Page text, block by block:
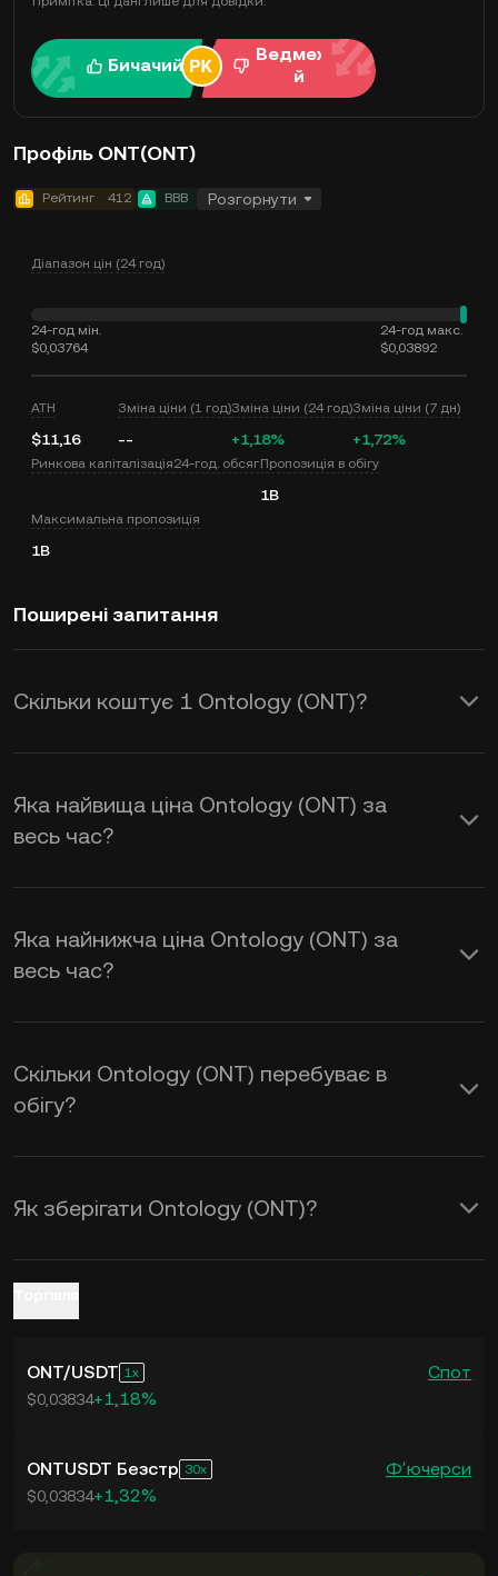
Бичачий
Ведмежи
й
Профіль ONT(ONT)
Рейтинг 412 BBB Розгорнути
Діапазон цін (24 год)
24-год мін.
$0,03764
24-год макс.
$0,03892
ATH
$11,16
Зміна ціни (1 год)
--
Зміна ціни (24 год)
+1,18%
Зміна ціни (7 дн)
+1,72%
Ринкова капіталізація24-год. обсягПропозиція в обігу
1B
Максимальна пропозиція
1B
Поширені запитання
Скільки коштує 1 Ontology (ONT)?
KuCoin надає оновлення цін в USD у
режимі реального часу для Ontology
(ONT). На ціну Ontology впливають
KuCoin, щоб отримати курс обміну
ONT to USD
Яка найвища ціна Ontology (ONT) за
весь час?
Яка найнижча ціна Ontology (ONT) за
весь час?
Скільки Ontology (ONT) перебуває в
обігу?
Як зберігати Ontology (ONT)?
ONT/USDT 1 Спот
$0,03834+1,18%
ONTUSDT Безстр 30 Фʼючерси
$0,03834+1,32%